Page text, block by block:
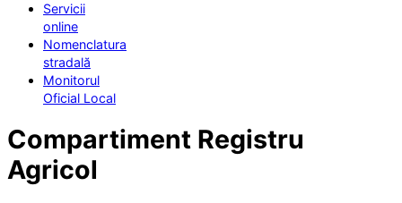
Servicii
online
Nomenclatura
stradală
Monitorul
Oficial Local
Compartiment Registru
Agricol